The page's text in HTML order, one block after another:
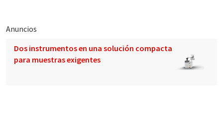
Anuncios
Dos instrumentos en una solución compacta
para muestras exigentes